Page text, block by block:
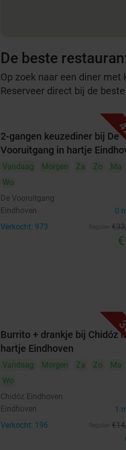
De beste
Op zoek naar een diner
Reserveer direct bij de
2-gangen keuzediner bij De
Vooruitgang in hartje
Vandaag Morgen Za Zo Ma
Wo
De Vooruitgang
Eindhoven 0
Verkocht: 973 €33
Burrito + drankje bij Chidóz
hartje Eindhoven
Vandaag Morgen Za Zo Ma
Wo
Chidóz Eindhoven
Eindhoven 1
Verkocht: 196 €14